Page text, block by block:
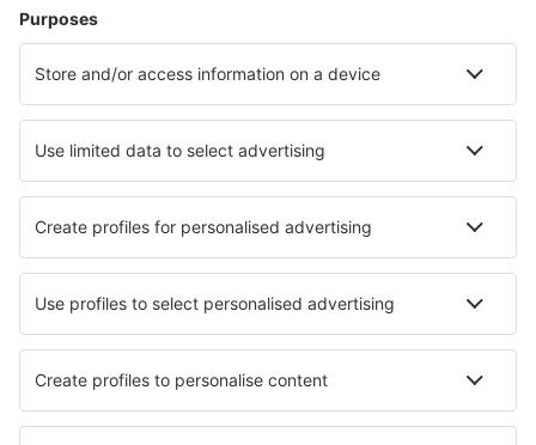
Hotels in Koksijde Hotels in Oostende
Hotels in Nieuwpoort Hotels in Gedinne
Hotels in Hannut Hotels in Francorchamps
Beste hotels - steden
Hotels in Molco Hotels in Regetovka